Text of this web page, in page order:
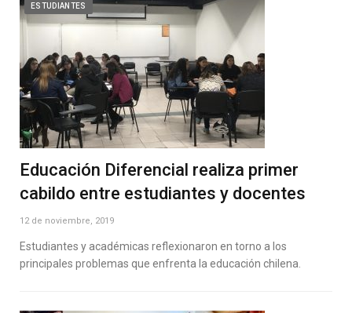
ESTUDIANTES
Educación Diferencial realiza primer
cabildo entre estudiantes y docentes
12 de noviembre, 2019
Estudiantes y académicas reflexionaron en torno a los
principales problemas que enfrenta la educación chilena.